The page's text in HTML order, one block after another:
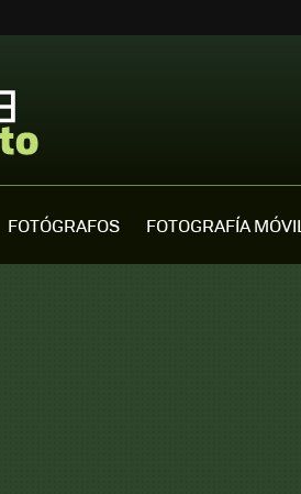
FOTÓGRAFOS FOTOGRAFÍA MÓVIL